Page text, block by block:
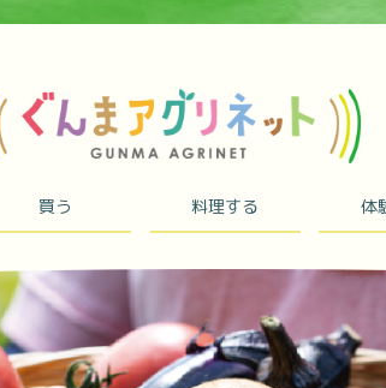
買う 料理する 体